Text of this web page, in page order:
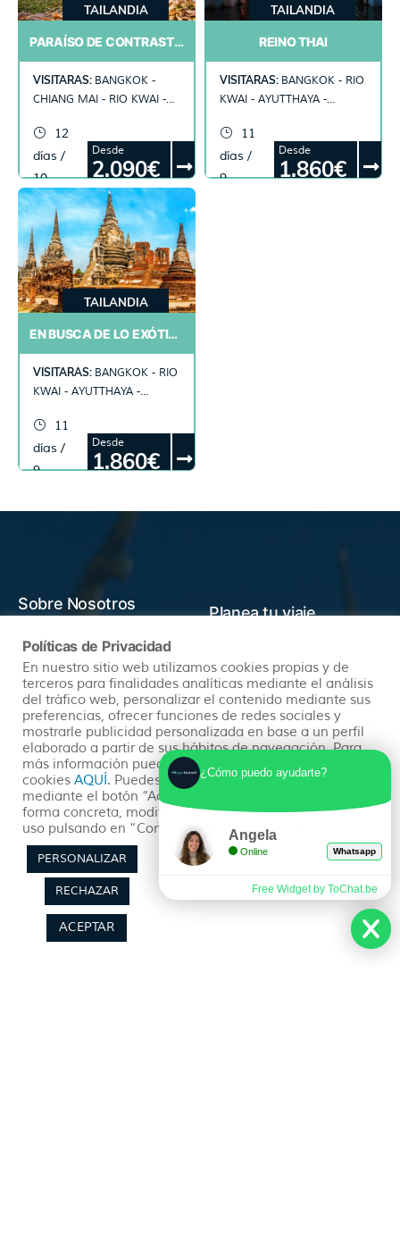
TAILANDIA
PARAÍSO DE CONTRASTES
VISITARAS: BANGKOK -
CHIANG MAI - RIO KWAI -
- SUKHOTHAI -CHIANG RAI
12
días /
10
noches
Desde
2.090€
TAILANDIA
REINO THAI
VISITARAS: BANGKOK - RIO
KWAI - AYUTTHAYA -
PHITSANULOK -
SUKHOTHAI - CHIANG RAI -
CHIANG MAI
11
días /
9
Desde
1.860€
TAILANDIA
EN BUSCA DE LO EXÓTICO
VISITARAS: BANGKOK - RIO
KWAI - AYUTTHAYA -
PHITSANULOK -
SUKHOTHAI - CHIANG RAI -
CHIANG MAI - PHUKET
11
días /
9
Desde
1.860€
Sobre Nosotros
Quienes somos
(+34) 602 259 028
info@hayatravel.com
Mapa Web
Planea tu viaje
Preguntas Frecuentes
Pide tu Presupuesto
Nuestro Blog
Productos
Ofertas
Viajes Organizados
Circuitos en Autocar
Condiciones Generales
Política de Privacidad
Políticas de Privacidad
En nuestro sitio web utilizamos cookies propias y de
terceros para finalidades analíticas mediante el análisis
del tráfico web, personalizar el contenido mediante sus
preferencias, ofrecer funciones de redes sociales y
mostrarle publicidad personalizada en base a un perfil
elaborado a partir de sus hábitos de navegación. Para
más información puedes consultar nuestra política de
cookies AQUÍ. Puedes aceptar todas las cookies
mediante el botón “Aceptar” o puedes aceptarlas de
forma concreta, modificar su selección o rechazar su
uso pulsando en “Configuración de Privacidad”.
PERSONALIZAR
RECHAZAR
ACEPTAR
¿Cómo puedo ayudarte?
Angela
Online Whatsapp
Free Widget by ToChat.be